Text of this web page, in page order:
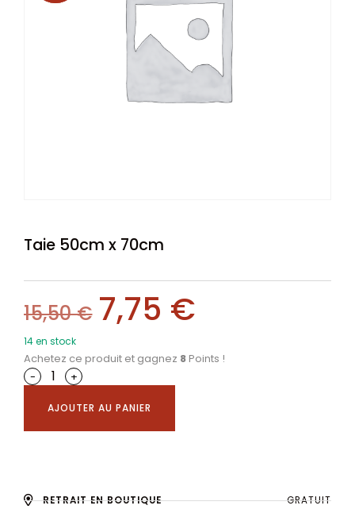
Taie 50cm x 70cm
15,50€ 7,75 €
14 en stock
Achetez ce produit et gagnez 8 Points !
-
+
AJOUTER AU PANIER
RETRAIT EN BOUTIQUE GRATUIT